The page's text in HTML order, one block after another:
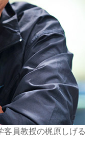
客員教授の梶原しげる